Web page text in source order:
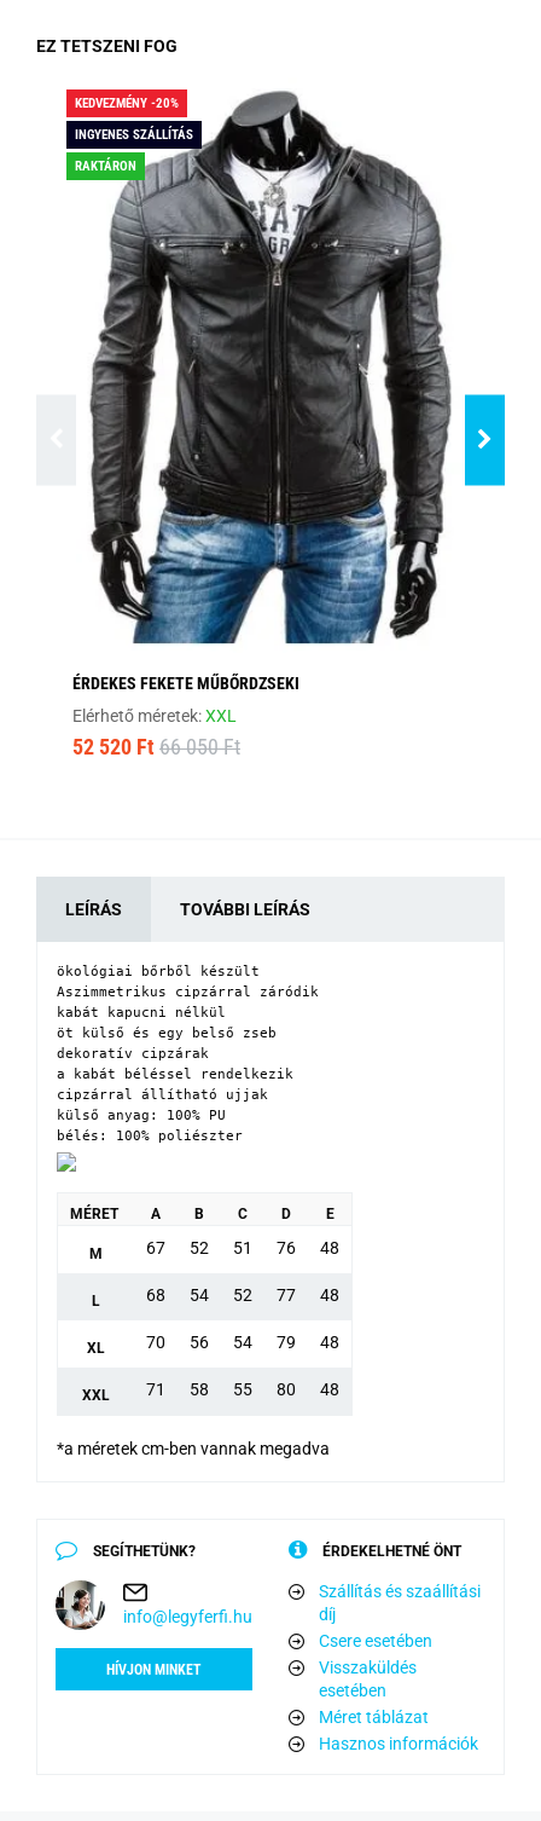
EZ TETSZENI FOG
KEDVEZMÉNY -20%
INGYENES SZÁLLÍTÁS
RAKTÁRON
ÉRDEKES FEKETE MŰBŐRDZSEKI
Elérhető méretek:XXL
52 520 Ft 66 050 Ft
LEÍRÁS TOVÁBBI LEÍRÁS
ökológiai bőrből készült
Aszimmetrikus cipzárral záródik
kabát kapucni nélkül
öt külső és egy belső zseb
dekoratív cipzárak
a kabát béléssel rendelkezik
cipzárral állítható ujjak
külső anyag: 100% PU
bélés: 100% poliészter
MÉRET A B C D E
M 67 52 51 76 48
L 68 54 52 77 48
XL 70 56 54 79 48
XXL 71 58 55 80 48
*a méretek cm-ben vannak megadva
SEGÍTHETÜNK?
info@legyferfi.hu
HÍVJON MINKET
ÉRDEKELHETNÉ ÖNT
Szállítás és szaállítási
díj
Csere esetében
Visszaküldés
esetében
Méret táblázat
Hasznos információk